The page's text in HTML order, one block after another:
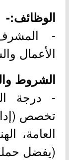
الوظائف:-
-
الأعمال
الشروط
- درجة
تخصص
العامة،
(يفضل